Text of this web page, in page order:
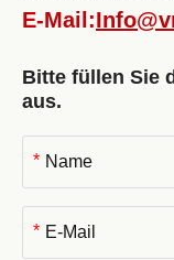
E-Mail:
Bitte füllen Sie
aus.
*
*